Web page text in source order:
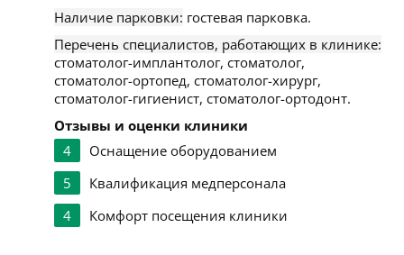
Наличие парковки: гостевая парковка.
Перечень специалистов, работающих в клинике:
стоматолог-имплантолог, стоматолог,
стоматолог-ортопед, стоматолог-хирург,
стоматолог-гигиенист, стоматолог-ортодонт.
Отзывы и оценки клиники
4
Оснащение оборудованием
5
Квалификация медперсонала
4
Комфорт посещения клиники